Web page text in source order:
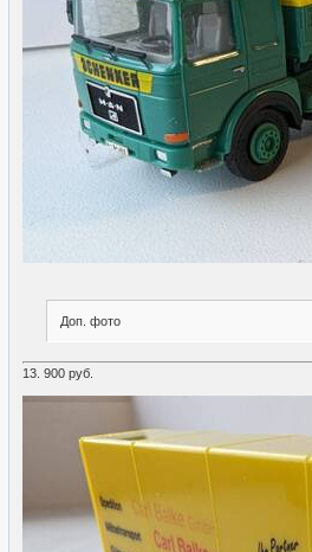
Доп. фото
13. 900 руб.